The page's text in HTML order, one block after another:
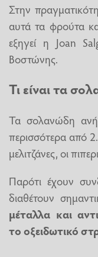
Στην
αυτά τα φρούτα
εξηγεί η Joan
Βοστώνης.
Τι είναι τα
Τα σολανώδη
περισσότερα από
μελιτζάνες, οι
Παρότι έχουν
διαθέτουν
μέταλλα και
τοοξειδωτικό